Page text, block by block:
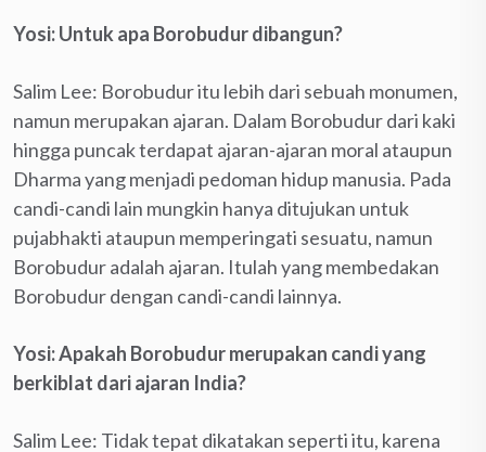
Yosi: Untuk apa Borobudur dibangun?
Salim Lee: Borobudur itu lebih dari sebuah monumen,
namun merupakan ajaran. Dalam Borobudur dari kaki
hingga puncak terdapat ajaran-ajaran moral ataupun
Dharma yang menjadi pedoman hidup manusia. Pada
candi-candi lain mungkin hanya ditujukan untuk
pujabhakti ataupun memperingati sesuatu, namun
Borobudur adalah ajaran. Itulah yang membedakan
Borobudur dengan candi-candi lainnya.
Yosi: Apakah Borobudur merupakan candi yang
berkiblat dari ajaran India?
Salim Lee: Tidak tepat dikatakan seperti itu, karena